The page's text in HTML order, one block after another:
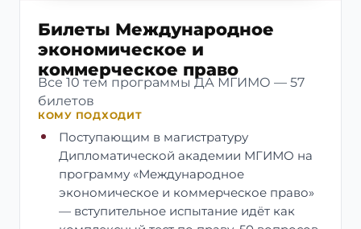
Билеты Международное
экономическое и
коммерческое право
Все 10 тем программы ДА МГИМО — 57
билетов
КОМУ ПОДХОДИТ
Поступающим в магистратуру
Дипломатической академии МГИМО на
программу «Международное
экономическое и коммерческое право»
— вступительное испытание идёт как